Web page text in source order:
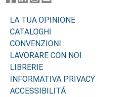
LA TUA OPINIONE
CATALOGHI
CONVENZIONI
LAVORARE CON NOI
LIBRERIE
INFORMATIVA PRIVACY
ACCESSIBILITÁ